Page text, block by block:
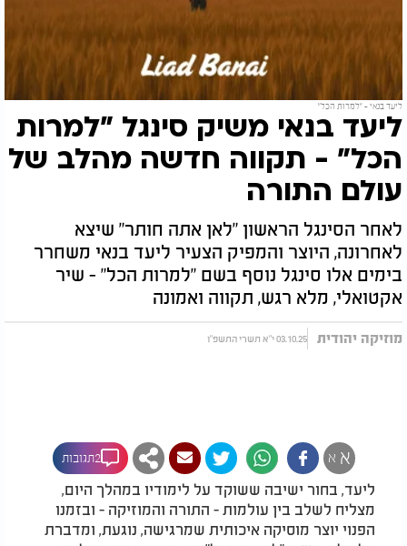
ליעד בנאי - "למרות הכל"
ליעד בנאי משיק סינגל "למרות
הכל" - תקווה חדשה מהלב של
עולם התורה
לאחר הסינגל הראשון "לאן אתה חותר" שיצא
לאחרונה, היוצר והמפיק הצעיר ליעד בנאי משחרר
בימים אלו סינגל נוסף בשם "למרות הכל" - שיר
אקטואלי, מלא רגש, תקווה ואמונה
מוזיקה יהודית 03.10.25 י"א תשרי התשפ"ו
א א 2תגובות
ליעד, בחור ישיבה ששוקד על לימודיו במהלך היום,
מצליח לשלב בין עולמות - התורה והמוזיקה - ובזמנו
הפנוי יוצר מוסיקה איכותית שמרגישה, נוגעת, ומדברת